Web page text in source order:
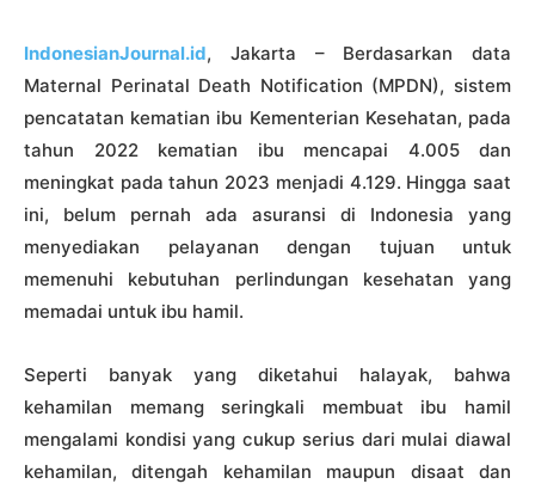
IndonesianJournal.id, Jakarta – Berdasarkan data
Maternal Perinatal Death Notification (MPDN), sistem
pencatatan kematian ibu Kementerian Kesehatan, pada
tahun 2022 kematian ibu mencapai 4.005 dan
meningkat pada tahun 2023 menjadi 4.129. Hingga saat
ini, belum pernah ada asuransi di Indonesia yang
menyediakan pelayanan dengan tujuan untuk
memenuhi kebutuhan perlindungan kesehatan yang
memadai untuk ibu hamil.
Seperti banyak yang diketahui halayak, bahwa
kehamilan memang seringkali membuat ibu hamil
mengalami kondisi yang cukup serius dari mulai diawal
kehamilan, ditengah kehamilan maupun disaat dan